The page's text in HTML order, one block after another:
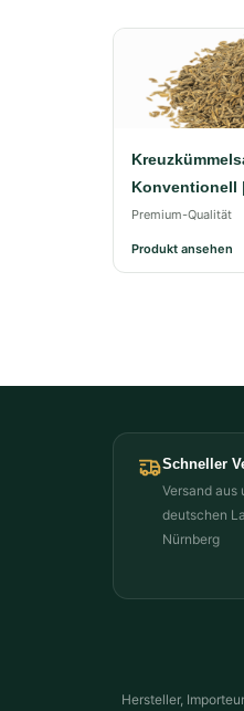
Konventionell
Premium-Qualität
Produkt ansehen
Schneller
Versand aus
deutschen
Nürnberg
Hersteller,